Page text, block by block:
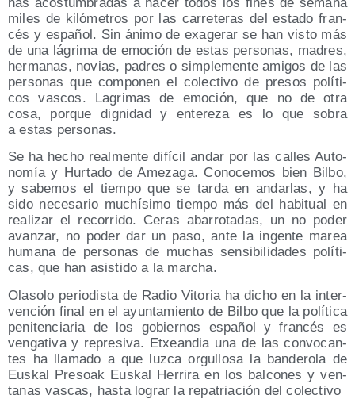
miles de kiló­me­tros por las carre­te­ras del esta­do fran­
cés y espa­ñol. Sin áni­mo de exa­ge­rar se han vis­to más
de una lágri­ma de emo­ción de estas per­so­nas, madres,
her­ma­nas, novias, padres o sim­ple­men­te ami­gos de las
per­so­nas que com­po­nen el colec­ti­vo de pre­sos polí­ti­
cos vas­cos. Lagri­mas de emo­ción, que no de otra
cosa, por­que dig­ni­dad y ente­re­za es lo que sobra
a estas personas.
Se ha hecho real­men­te difí­cil andar por las calles Auto­
no­mía y Hur­ta­do de Ame­za­ga. Cono­ce­mos bien Bil­bo,
y sabe­mos el tiem­po que se tar­da en andar­las, y ha
sido nece­sa­rio muchí­si­mo tiem­po más del habi­tual en
rea­li­zar el reco­rri­do. Ceras aba­rro­ta­das, un no poder
avan­zar, no poder dar un paso, ante la ingen­te marea
huma­na de per­so­nas de muchas sen­si­bi­li­da­des polí­ti­
cas, que han asis­ti­do a la marcha.
Ola­so­lo perio­dis­ta de Radio Vito­ria ha dicho en la inter­
ven­ción final en el ayun­ta­mien­to de Bil­bo que la polí­ti­ca
peni­ten­cia­ria de los gobier­nos espa­ñol y fran­cés es
ven­ga­ti­va y repre­si­va. Etxean­dia una de las con­vo­can­
tes ha lla­ma­do a que luz­ca orgu­llo­sa la ban­de­ro­la de
Eus­kal Pre­soak Eus­kal Herri­ra en los bal­co­nes y ven­
ta­nas vas­cas, has­ta lograr la repa­tria­ción del colectivo